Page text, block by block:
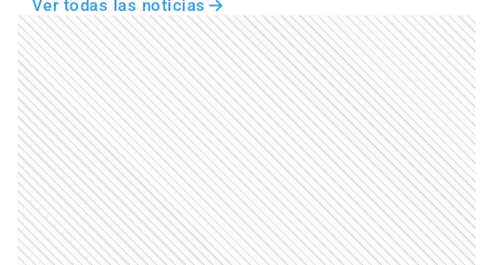
Ver todas las noticias